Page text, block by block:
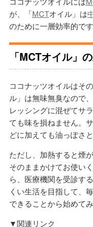
が、「MCTオイル」は
のために一層効率的です
「MCTオイル」
ココナッツオイルはそ
ル」は無味無臭なので
レッシングに混ぜてサ
ても味を損ねません。
どに加えても油っぽさ
ただし、加熱すると煙
そのままかけてお使い
ら、医療機関を受診す
くい生活を目指して、
できることから始めてみ
▼関連リンク